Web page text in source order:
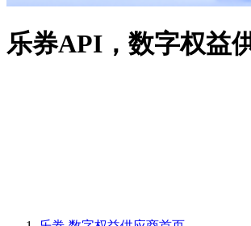
乐券API，数字权益